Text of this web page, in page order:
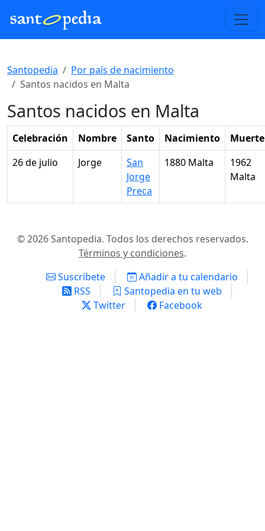
Santopedia
Por país de nacimiento
Santos nacidos en Malta
Santos nacidos en Malta
Celebración Nombre Santo Nacimiento
Muerte
26 de julio
Jorge
San
Jorge
Preca
1880 Malta
1962
Malta
© 2026 Santopedia. Todos los derechos reservados.
Términos y condiciones.
Suscríbete
Añadir a tu calendario
RSS
Santopedia en tu web
Twitter
Facebook